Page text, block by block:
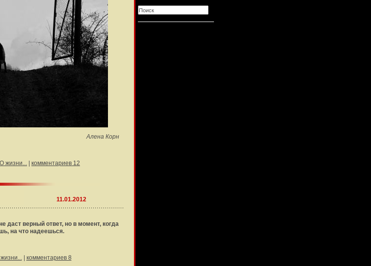
Алена Корн
О жизни... комментариев 12
11.01.2012
даст верный ответ, но в момент, когда
на что надеешься.
| комментариев 8